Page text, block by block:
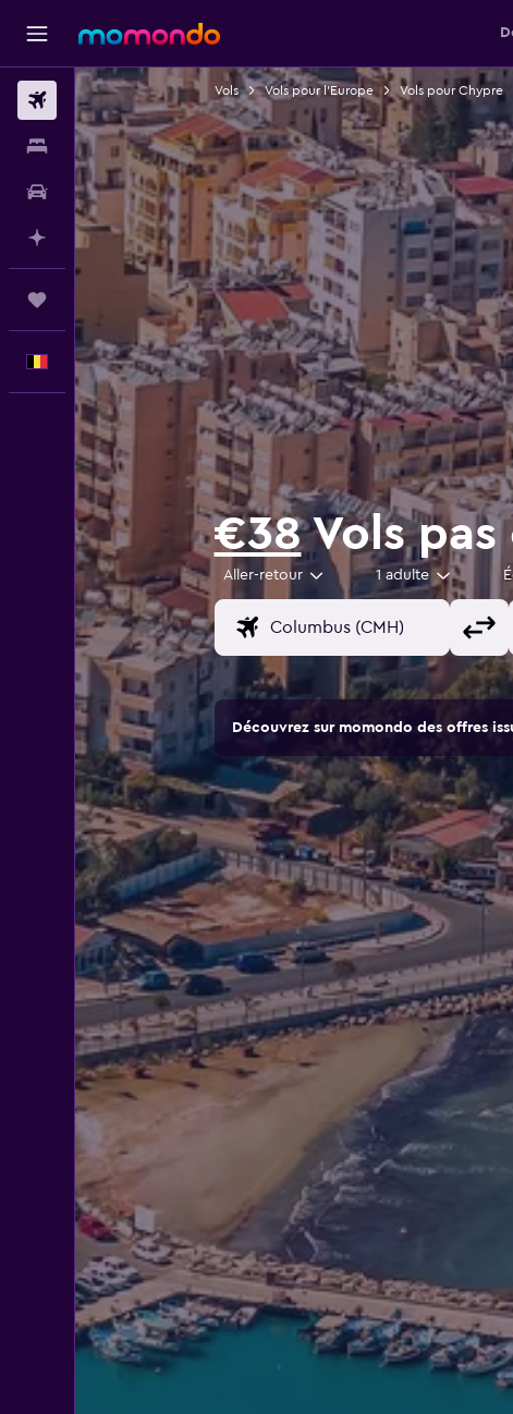
Vols
Hébergements
Voitures
Planifier avec l’IA
Français
Vols Vols pour l'Europe Vols pour Chypre
€38Vols pas
Aller-retour 1 adulte
Découvrez sur momondo des offres